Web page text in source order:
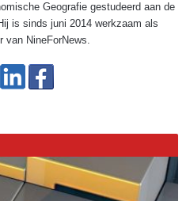
Geografie gestudeerd aan de
is sinds juni 2014 werkzaam als
van NineForNews.